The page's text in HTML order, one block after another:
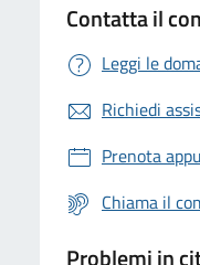
Contatta il
Leggi le
Richiedi
Prenota
Chiama il
Problemi in